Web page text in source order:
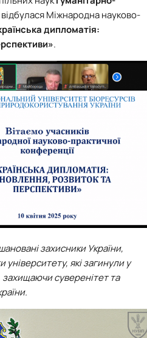
філології
культури і спорту
та міжнародної
культурології
відбуласяМіжнародна науково-
дипломатія:
.
захисники України,
університету, які загинули у
захищаючи суверенітет та